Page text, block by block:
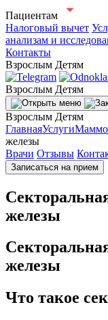
Пациентам
Налоговый вычет
анализам и
Контакты
Взрослым Детям
Взрослым Детям
Взрослым Детям
ГлавнаяУслуги
железы
Врачи Отзывы
Записаться на прием
железы
железы
Что такое